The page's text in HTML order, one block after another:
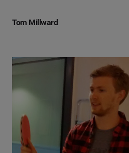
Tom Millward